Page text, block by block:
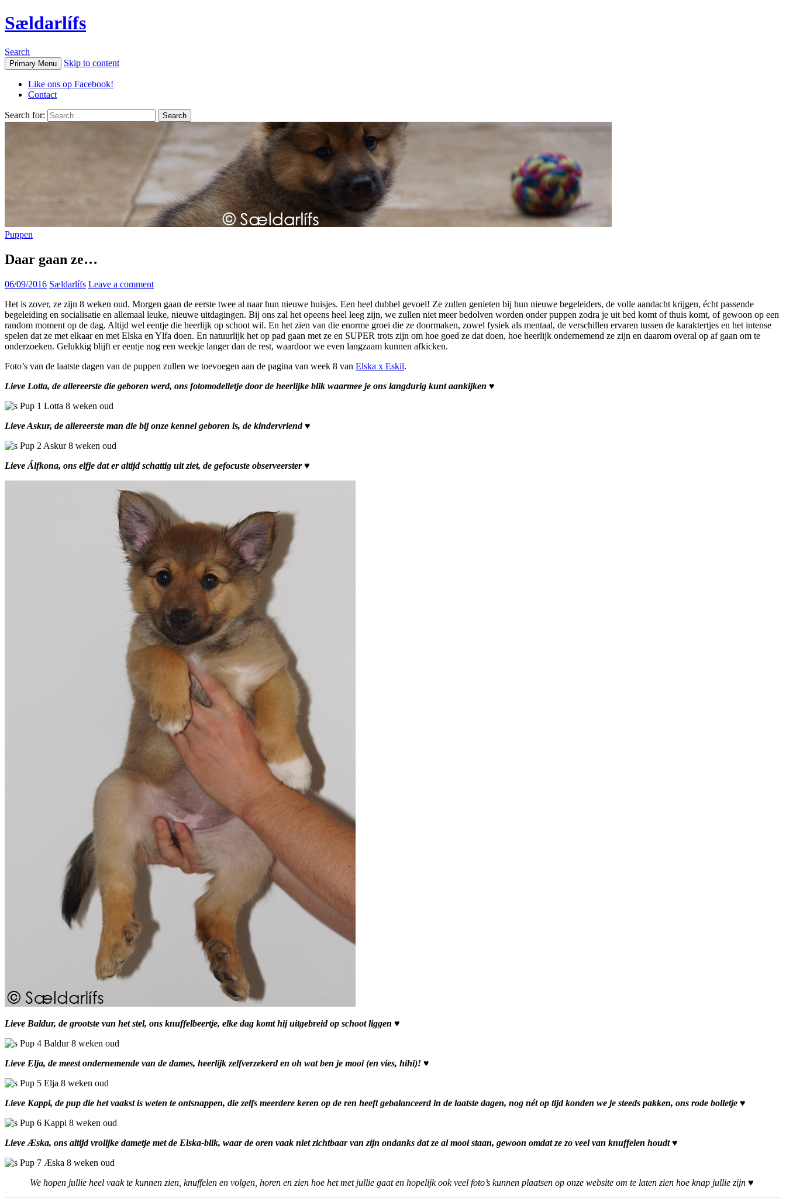
Sældarlífs
Search
Primary Menu Skip to content
Like ons op Facebook!
Contact
Search for:
Puppen
Daar gaan ze…
06/09/2016 Sældarlífs Leave a comment
Het is zover, ze zijn 8 weken oud. Morgen gaan de eerste twee al naar hun nieuwe huisjes. Een heel dubbel gevoel! Ze zullen genieten bij hun nieuwe begeleiders, de volle aandacht krijgen, écht passende
begeleiding en socialisatie en allemaal leuke, nieuwe uitdagingen. Bij ons zal het opeens heel leeg zijn, we zullen niet meer bedolven worden onder puppen zodra je uit bed komt of thuis komt, of gewoon op een
random moment op de dag. Altijd wel eentje die heerlijk op schoot wil. En het zien van die enorme groei die ze doormaken, zowel fysiek als mentaal, de verschillen ervaren tussen de karaktertjes en het intense
spelen dat ze met elkaar en met Elska en Ylfa doen. En natuurlijk het op pad gaan met ze en SUPER trots zijn om hoe goed ze dat doen, hoe heerlijk ondernemend ze zijn en daarom overal op af gaan om te
onderzoeken. Gelukkig blijft er eentje nog een weekje langer dan de rest, waardoor we even langzaam kunnen afkicken.
Foto’s van de laatste dagen van de puppen zullen we toevoegen aan de pagina van week 8 van Elska x Eskil.
Lieve Lotta, de allereerste die geboren werd, ons fotomodelletje door de heerlijke blik waarmee je ons langdurig kunt aankijken ♥
Lieve Askur, de allereerste man die bij onze kennel geboren is, de kindervriend ♥
Lieve Álfkona, ons elfje dat er altijd schattig uit ziet, de gefocuste observeerster ♥
Lieve Baldur, de grootste van het stel, ons knuffelbeertje, elke dag komt hij uitgebreid op schoot liggen ♥
Lieve Elja, de meest ondernemende van de dames, heerlijk zelfverzekerd en oh wat ben je mooi (en vies, hihi)! ♥
Lieve Kappi, de pup die het vaakst is weten te ontsnappen, die zelfs meerdere keren op de ren heeft gebalanceerd in de laatste dagen, nog nét op tijd konden we je steeds pakken, ons rode bolletje ♥
Lieve Æska, ons altijd vrolijke dametje met de Elska-blik, waar de oren vaak niet zichtbaar van zijn ondanks dat ze al mooi staan, gewoon omdat ze zo veel van knuffelen houdt ♥
We hopen jullie heel vaak te kunnen zien, knuffelen en volgen, horen en zien hoe het met jullie gaat en hopelijk ook veel foto’s kunnen plaatsen op onze website om te laten zien hoe knap jullie zijn ♥